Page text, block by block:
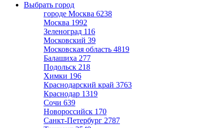
Выбрать город
городе Москва 6238
Москва 1992
Зеленоград 116
Московский 39
Московская область 4819
Балашиха 277
Подольск 218
Химки 196
Краснодарский край 3763
Краснодар 1319
Сочи 639
Новороссийск 170
Санкт-Петербург 2787